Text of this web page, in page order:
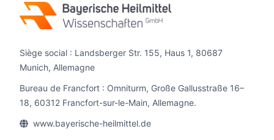
Siège social : Landsberger Str. 155, Haus 1, 80687
Munich, Allemagne
Bureau de Francfort : Omniturm, Große Gallusstraße 16–
18, 60312 Francfort-sur-le-Main, Allemagne.
www.bayerische-heilmittel.de